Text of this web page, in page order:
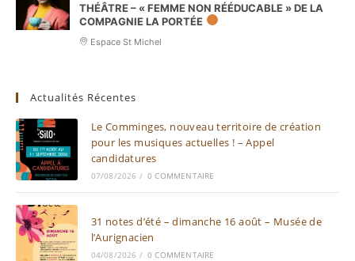
THÉÂTRE – « FEMME NON RÉÉDUCABLE » DE LA
COMPAGNIE LA PORTÉE
Espace St Michel
Actualités Récentes
Le Comminges, nouveau territoire de création
pour les musiques actuelles ! – Appel
candidatures
07/08/2026 / 0 COMMENTAIRE
31 notes d’été – dimanche 16 août – Musée de
l’Aurignacien
04/08/2026 / 0 COMMENTAIRE